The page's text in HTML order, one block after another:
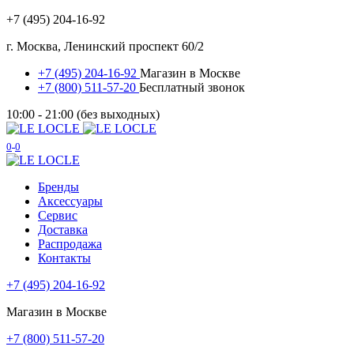
+7 (495) 204-16-92
г. Москва, Ленинский проспект 60/2
+7 (495) 204-16-92 Магазин в Москве
+7 (800) 511-57-20 Бесплатный звонок
10:00 - 21:00 (без выходных)
0 0
Бренды
Аксессуары
Сервис
Доставка
Распродажа
Контакты
+7 (495) 204-16-92
Магазин в Москве
+7 (800) 511-57-20